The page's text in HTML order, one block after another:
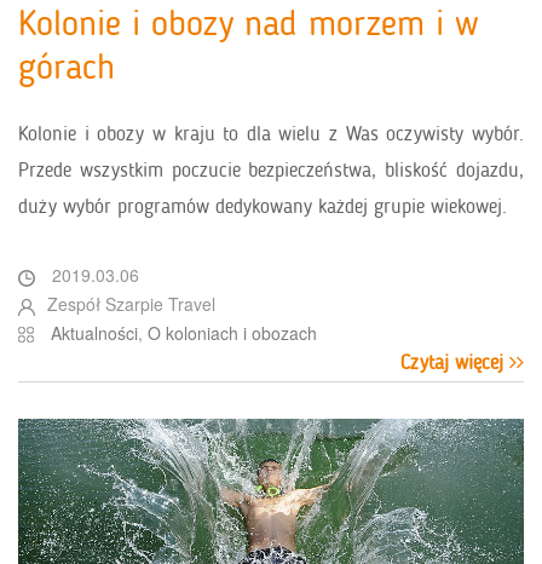
Kolonie i obozy nad morzem i w
górach
Kolonie i obozy w kraju to dla wielu z Was oczywisty wybór.
Przede wszystkim poczucie bezpieczeństwa, bliskość dojazdu,
duży wybór programów dedykowany każdej grupie wiekowej.
2019.03.06
Zespół Szarpie Travel
Aktualności, O koloniach i obozach
Czytaj więcej